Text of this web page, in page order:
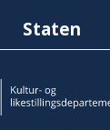
Staten